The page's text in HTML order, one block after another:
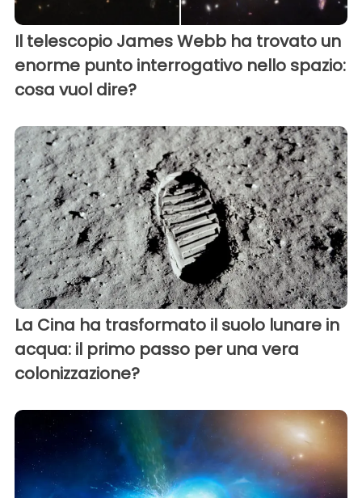
Il telescopio James Webb ha trovato un
enorme punto interrogativo nello spazio:
cosa vuol dire?
La Cina ha trasformato il suolo lunare in
acqua: il primo passo per una vera
colonizzazione?